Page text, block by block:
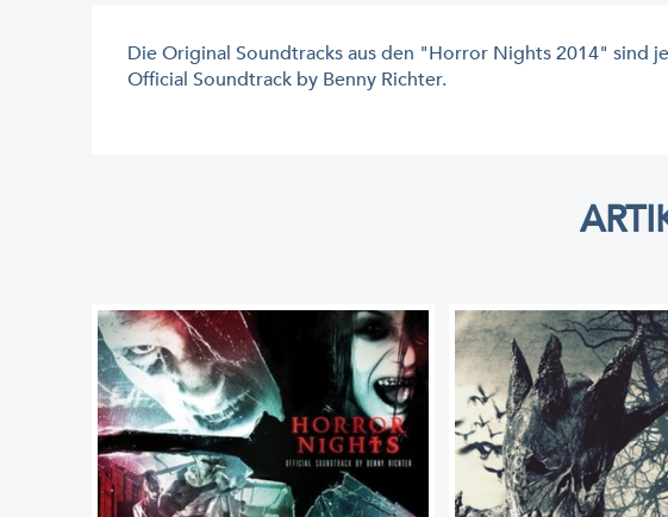
Die Original Soundtracks aus den "Horror Nights 2014" sind
Official Soundtrack by Benny Richter.